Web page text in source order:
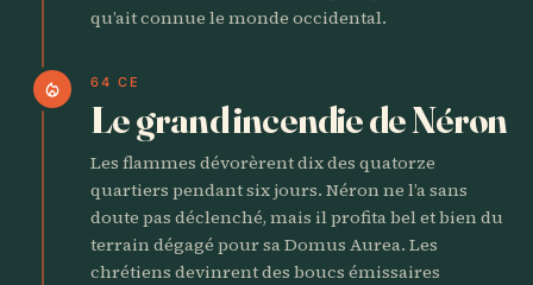
qu’ait connue le monde occidental.
local_fire_department 64 CE
Le grand incendie de Néron
Les flammes dévorèrent dix des quatorze
quartiers pendant six jours. Néron ne l’a sans
doute pas déclenché, mais il profita bel et bien du
terrain dégagé pour sa Domus Aurea. Les
chrétiens devinrent des boucs émissaires